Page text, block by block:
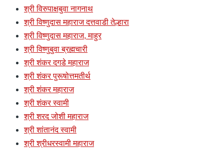
श्री विरुपाक्षबुवा नागनाथ
श्री विष्णुदास महाराज दत्तवाडी तेल्हारा
श्री विष्णुदास महाराज, माहुर
श्री विष्णुबुवा ब्रह्मचारी
श्री शंकर दगडे महाराज
श्री शंकर पुरूषोत्तमतीर्थ
श्री शंकर महाराज
श्री शंकर स्वामी
श्री शरद जोशी महाराज
श्री शांतानंद स्वामी
श्री श्रीधरस्वामी महाराज